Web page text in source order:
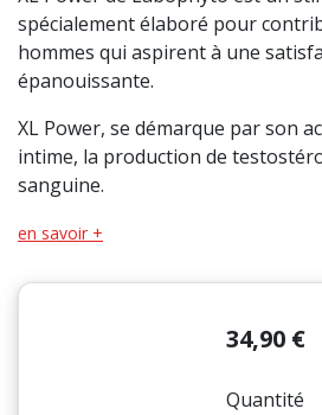
spécialement élaboré pour
hommes qui aspirent à une
épanouissante.
XL Power, se démarque par son
intime, la production de
sanguine.
en savoir +
34,90 €
Quantité